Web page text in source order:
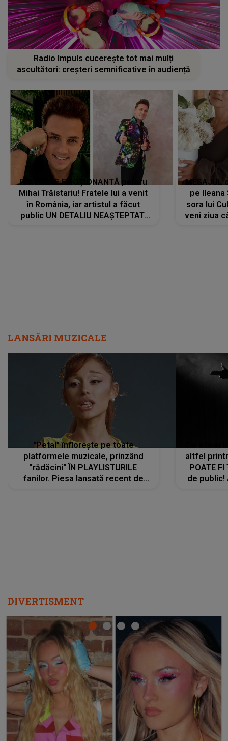
Radio Impuls cucerește tot mai mulți
ascultători: creșteri semnificative în audiență
REVEDERE EMOȚIONANTĂ pentru
Mihai Trăistariu! Fratele lui a venit
în România, iar artistul a făcut
public UN DETALIU NEAȘTEPTAT:
MESAJUL
pe Ileana
sora lui
veni ziua
LANSĂRI MUZICALE
"Petal" înflorește pe toate
platformele muzicale, prinzând
"rădăcini" ÎN PLAYLISTURILE
fanilor. Piesa lansată recent de
altfel
POATE FI
de public!
DIVERTISMENT